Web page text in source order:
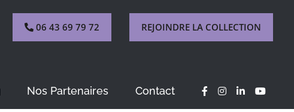
06 43 69 79 72 REJOINDRE LA COLLECTION
Nos Partenaires Contact